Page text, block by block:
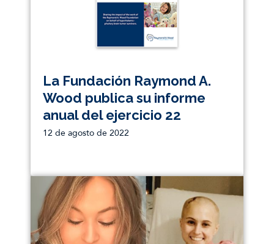
La Fundación Raymond A.
Wood publica su informe
anual del ejercicio 22
12 de agosto de 2022